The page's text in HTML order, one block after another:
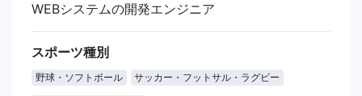
WEBシステムの開発エンジニア
スポーツ種別
野球・ソフトボール サッカー・フットサル・ラグビー